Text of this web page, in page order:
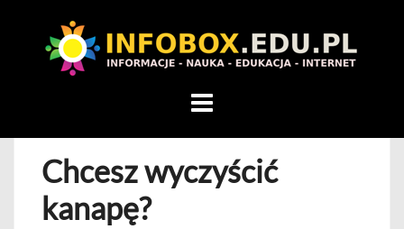
WITAMY
INFOBOX
INFORMACYJNY
STRON
blogu
Chcesz wyczyścić
kanapę?